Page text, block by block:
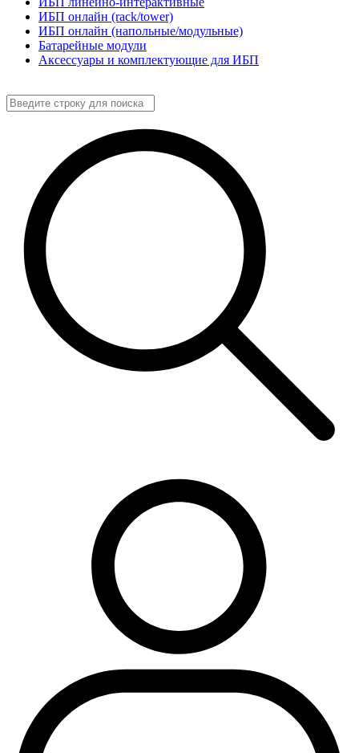
ИБП онлайн (rack/tower)
ИБП онлайн (напольные/модульные)
Батарейные модули
Аксессуары и комплектующие для ИБП